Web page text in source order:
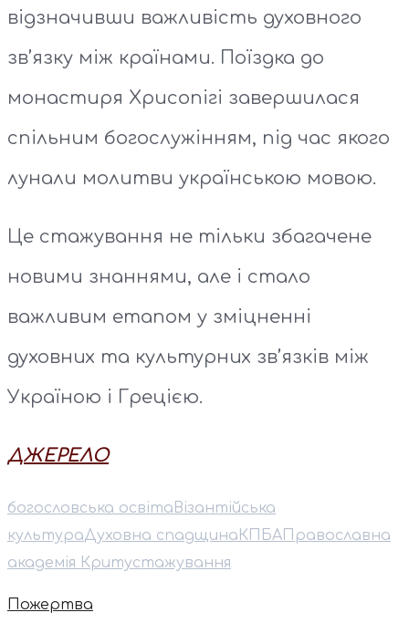
відзначивши важливість духовного
зв’язку між країнами. Поїздка до
монастиря Хрисопігі завершилася
спільним богослужінням, під час якого
лунали молитви українською мовою.
Це стажування не тільки збагачене
новими знаннями, але і стало
важливим етапом у зміцненні
духовних та культурних зв’язків між
Україною і Грецією.
ДЖЕРЕЛО
богословська освіта Візантійська
культураДуховна спадщина КПБА Православна
академія Критустажування
Пожертва